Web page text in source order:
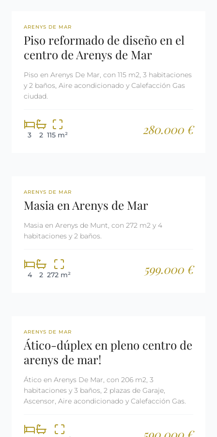
REF: 3120
ARENYS DE MAR
Piso reformado de diseño en el
centro de Arenys de Mar
Piso en Arenys De Mar, con 115 m2, 3 habitaciones
y 2 baños, Aire acondicionado y Calefacción Gas
ciudad.
3 2 115 m² 280.000 €
REF: 2897
ARENYS DE MAR
Masia en Arenys de Mar
Masia en Arenys de Munt, con 272 m2 y 4
habitaciones y 2 baños.
4 2 272 m² 599.000 €
REF: 3004
ARENYS DE MAR
Ático-dúplex en pleno centro de
arenys de mar!
Ático en Arenys De Mar, con 206 m2, 3
habitaciones y 3 baños, 2 plazas de Garaje,
Ascensor, Aire acondicionado y Calefacción Gas.